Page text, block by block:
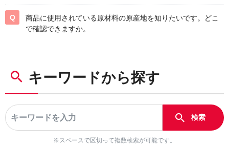
商品に使用されている原材料の原産地を知りたいです。どこ
で確認できますか。
キーワードから探す
※スペースで区切って複数検索が可能です。